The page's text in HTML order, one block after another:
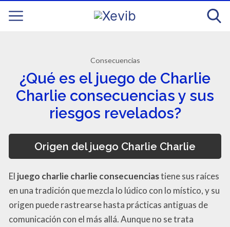
Consecuencias
¿Qué es el juego de Charlie
Charlie consecuencias y sus
riesgos revelados?
Origen del juego Charlie Charlie
El juego charlie charlie consecuenciastiene sus raíces
en una tradición que mezcla lo lúdico con lo místico, y su
origen puede rastrearse hasta prácticas antiguas de
comunicación con el más allá. Aunque no se trata